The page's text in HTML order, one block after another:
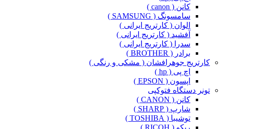
کانن ( canon )
سامسونگ ( SAMSUNG )
الوان ( کارتریج ایرانی )
آفشید ( کارتریج ایرانی )
سدرا ( کارتریج ایرانی )
برادر ( BROTHER )
کارتریج جوهرافشان ( مشکی و رنگی )
اچ پی ( hp )
اپسون ( EPSON )
تونر دستگاه فتوکپی
کانن ( CANON )
شارپ ( SHARP )
توشیبا ( TOSHIBA )
ریکو ( RICOH )